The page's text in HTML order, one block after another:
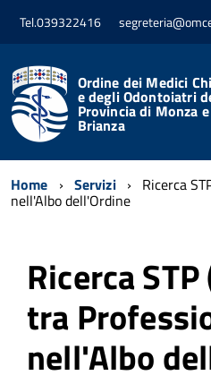
Tel.039322416
Ordine dei Medici
e degli Odontoiatri
Provincia di Monza
Brianza
Home Servizi Ricerca
nell'Albo dell'Ordine
Ricerca
tra
nell'Albo